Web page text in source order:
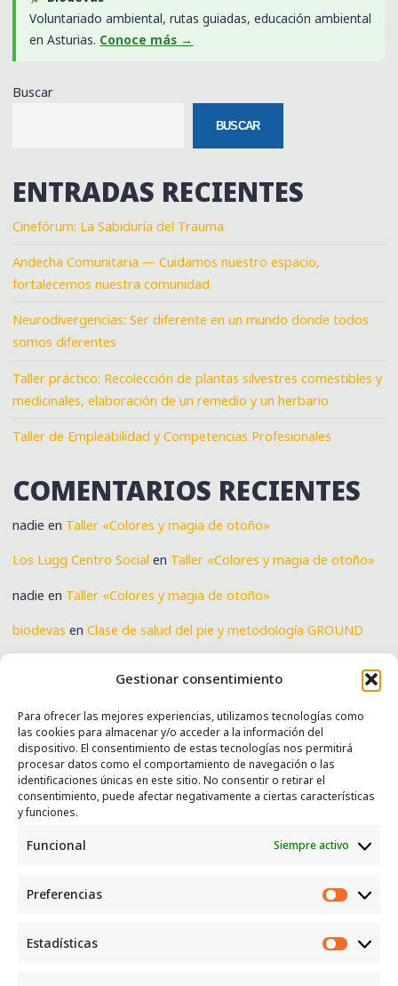
Gestionar consentimiento
Para ofrecer las mejores experiencias, utilizamos tecnologías como
las cookies para almacenar y/o acceder a la información del
dispositivo. El consentimiento de estas tecnologías nos permitirá
procesar datos como el comportamiento de navegación o las
identificaciones únicas en este sitio. No consentir o retirar el
consentimiento, puede afectar negativamente a ciertas características
y funciones.
Funcional Siempre activo
Preferencias
Estadísticas
Voluntariado ambiental, rutas guiadas, educación ambiental
en Asturias. Conoce más →
Buscar
BUSCAR
ENTRADAS RECIENTES
Cinefórum: La Sabiduría del Trauma
Andecha Comunitaria — Cuidamos nuestro espacio,
fortalecemos nuestra comunidad
Neurodivergencias: Ser diferente en un mundo donde todos
somos diferentes
Taller práctico: Recolección de plantas silvestres comestibles y
medicinales, elaboración de un remedio y un herbario
Taller de Empleabilidad y Competencias Profesionales
COMENTARIOS RECIENTES
nadie en Taller «Colores y magia de otoño»
Los Lugg Centro Social en Taller «Colores y magia de otoño»
nadie en Taller «Colores y magia de otoño»
biodevas enClase de salud del pie y metodología GROUND
SERVICIOS
Recogida e intercambio de ropa y enseres.
INFORMACIÓN
Política de privacidad
CONTACTO
Correo: luggcentrosocial @ biodevas.org